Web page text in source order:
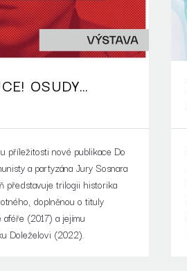
OSUDY
PARTYZÁNA
(1914–1989)
příležitosti nové publikace Do
a partyzána Jury Sosnara
představuje trilogii historika
doplněnou o tituly
(2017) a jejímu
Doleželovi (2022).